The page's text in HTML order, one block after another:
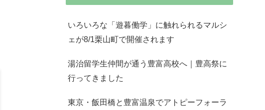
いろいろな「遊暮働学」に触れられるマルシ
ェが8/1栗山町で開催されます
湯治留学生仲間が通う豊富高校へ｜豊高祭に
行ってきました
東京・飯田橋と豊富温泉でアトピーフォーラ